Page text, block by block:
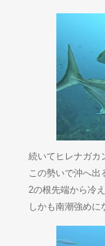
続いてヒレナガカ
この勢いで沖へ出
2の根先端から冷
しかも南潮強めに